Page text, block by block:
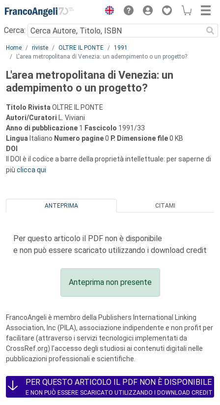
Menu
Cerca:
Main content
Home riviste OLTRE IL PONTE
1991
L'area metropolitana di Venezia: un adempimento o un progetto?
L'area metropolitana di Venezia: un
adempimento o un progetto?
Titolo Rivista OLTRE IL PONTE
Autori/Curatori L. Viviani
Anno di pubblicazione 1 Fascicolo 1991/33
Lingua Italiano Numero pagine0 P. Dimensione file0 KB
DOI
Il DOI è il codice a barre della proprietà intellettuale: per saperne di
più clicca qui
ANTEPRIMA CITAMI
Per questo articolo il PDF non è disponibile
e non può essere scaricato utilizzando i download credit
Anteprima non presente
FrancoAngeli è membro della Publishers International Linking
Association, Inc (PILA), associazione indipendente e non profit per
facilitare (attraverso i servizi tecnologici implementati da
CrossRef.org) l’accesso degli studiosi ai contenuti digitali nelle
pubblicazioni professionali e scientifiche.
PER QUESTO ARTICOLO IL PDF NON È DISPONIBILE
E NON PUÒ ESSERE SCARICATO UTILIZZANDO I DOWNLOAD CREDIT